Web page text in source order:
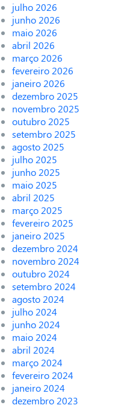
julho 2026
junho 2026
maio 2026
abril 2026
março 2026
fevereiro 2026
janeiro 2026
dezembro 2025
novembro 2025
outubro 2025
setembro 2025
agosto 2025
julho 2025
junho 2025
maio 2025
abril 2025
março 2025
fevereiro 2025
janeiro 2025
dezembro 2024
novembro 2024
outubro 2024
setembro 2024
agosto 2024
julho 2024
junho 2024
maio 2024
abril 2024
março 2024
fevereiro 2024
janeiro 2024
dezembro 2023